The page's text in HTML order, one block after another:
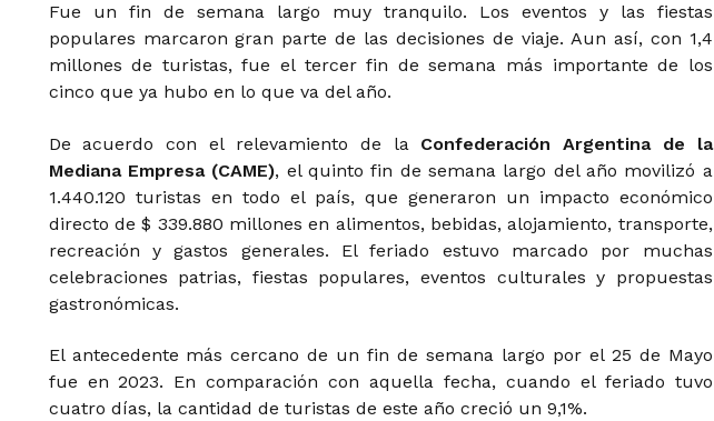
Fue un fin de semana largo muy tranquilo. Los eventos y las fiestas
populares marcaron gran parte de las decisiones de viaje. Aun así, con 1,4
millones de turistas, fue el tercer fin de semana más importante de los
cinco que ya hubo en lo que va del año.
De acuerdo con el relevamiento de la Confederación Argentina de la
Mediana Empresa (CAME), el quinto fin de semana largo del año movilizó a
1.440.120 turistas en todo el país, que generaron un impacto económico
directo de $ 339.880 millones en alimentos, bebidas, alojamiento, transporte,
recreación y gastos generales. El feriado estuvo marcado por muchas
celebraciones patrias, fiestas populares, eventos culturales y propuestas
gastronómicas.
El antecedente más cercano de un fin de semana largo por el 25 de Mayo
fue en 2023. En comparación con aquella fecha, cuando el feriado tuvo
cuatro días, la cantidad de turistas de este año creció un 9,1%.